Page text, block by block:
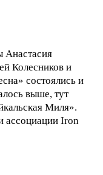
Анастасия
Колесников и
состоялись и
выше, тут
Миля».
ассоциации Iron